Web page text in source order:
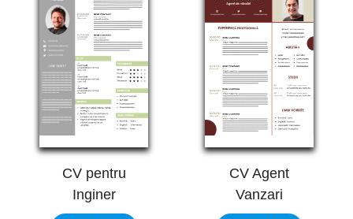
CV pentru
Inginer
CV Agent
Vanzari